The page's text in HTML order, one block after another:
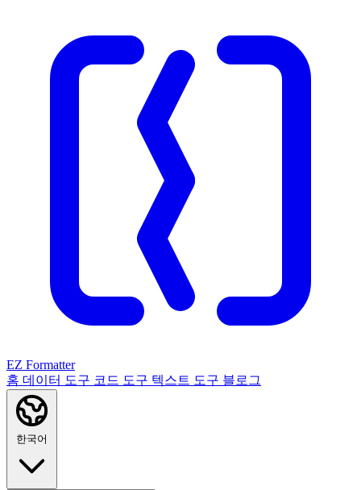
EZ Formatter
홈 데이터 도구 코드 도구 텍스트 도구 블로그
한국어